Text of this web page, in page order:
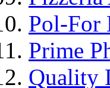
Pol-For
Prime
Quality